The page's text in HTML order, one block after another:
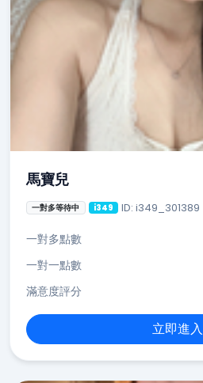
馬寶兒
一對多等待中 i349 ID: i349_301389
一對多點數
一對一點數
滿意度評分
立即進入